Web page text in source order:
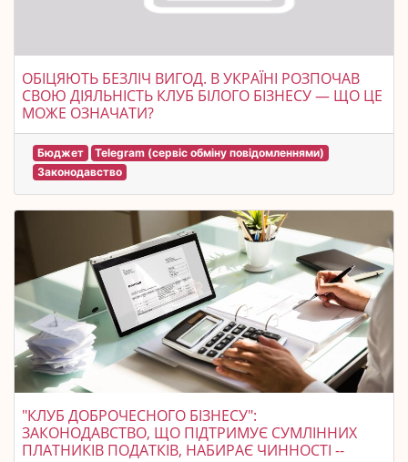
ОБІЦЯЮТЬ БЕЗЛІЧ ВИГОД. В УКРАЇНІ РОЗПОЧАВ
СВОЮ ДІЯЛЬНІСТЬ КЛУБ БІЛОГО БІЗНЕСУ — ЩО ЦЕ
МОЖЕ ОЗНАЧАТИ?
Бюджет
Telegram (сервіс обміну повідомленнями)
Законодавство
"КЛУБ ДОБРОЧЕСНОГО БІЗНЕСУ":
ЗАКОНОДАВСТВО, ЩО ПІДТРИМУЄ СУМЛІННИХ
ПЛАТНИКІВ ПОДАТКІВ, НАБИРАЄ ЧИННОСТІ --